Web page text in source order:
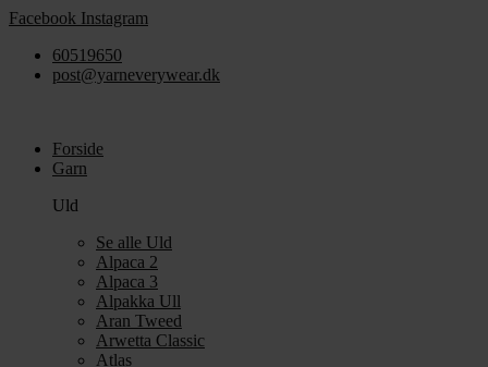
Videre
indhold
Facebook Instagram
60519650
post@yarneverywear.dk
Forside
Garn
Uld
Se alle Uld
Alpaca 2
Alpaca 3
Alpakka Ull
Aran Tweed
Arwetta Classic
Atlas